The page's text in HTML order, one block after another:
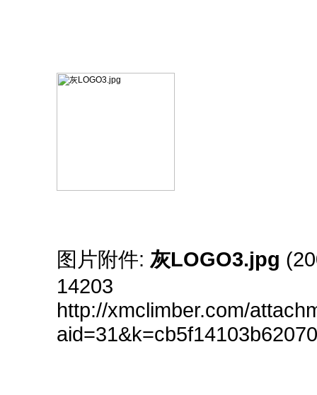
图片附件: 灰LOGO3.jpg
14203
http://xmclimber.com/